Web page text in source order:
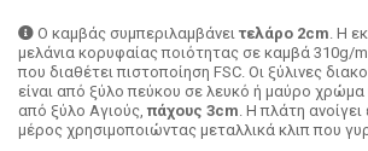
Ο καμβάς συμπεριλαμβάνει τελάρο 2cm. H
μελάνια κορυφαίας ποιότητας σε καμβά 310g/
που διαθέτει πιστοποίηση FSC. Οι ξύλινες
είναι από ξύλο πεύκου σε λευκό ή μαύρο
από ξύλο Αγιούς, πάχους 3cm. Η πλάτη
μέρος χρησιμοποιώντας μεταλλικά κλιπ που